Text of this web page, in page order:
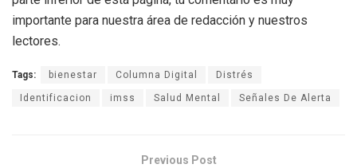
importante para nuestra área de redacción y nuestros
lectores.
Tags: bienestar Columna Digital Distrés
Identificacion imss Salud Mental Señales De Alerta
Previous Post